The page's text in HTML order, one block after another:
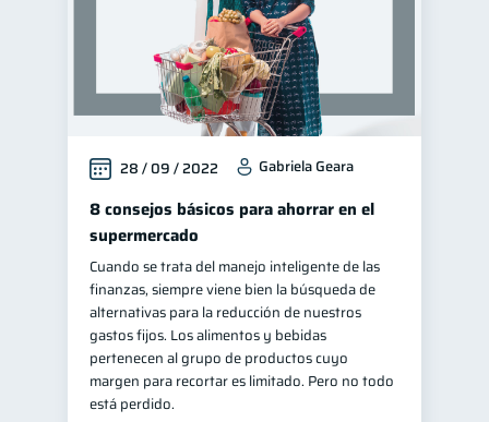
28 / 09 / 2022 Gabriela Geara
8 consejos básicos para ahorrar en el
supermercado
Cuando se trata del manejo inteligente de las
finanzas, siempre viene bien la búsqueda de
alternativas para la reducción de nuestros
gastos fijos. Los alimentos y bebidas
pertenecen al grupo de productos cuyo
margen para recortar es limitado. Pero no todo
está perdido.